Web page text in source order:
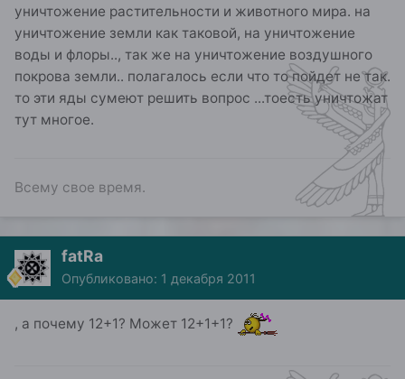
уничтожение растительности и животного мира. на
уничтожение земли как таковой, на уничтожение
воды и флоры.., так же на уничтожение воздушного
покрова земли.. полагалось если что то пойдет не так.
то эти яды сумеют решить вопрос ...тоесть уничтожат
тут многое.
Всему свое время.
fatRa
Опубликовано: 1 декабря 2011
, а почему 12+1? Может 12+1+1?